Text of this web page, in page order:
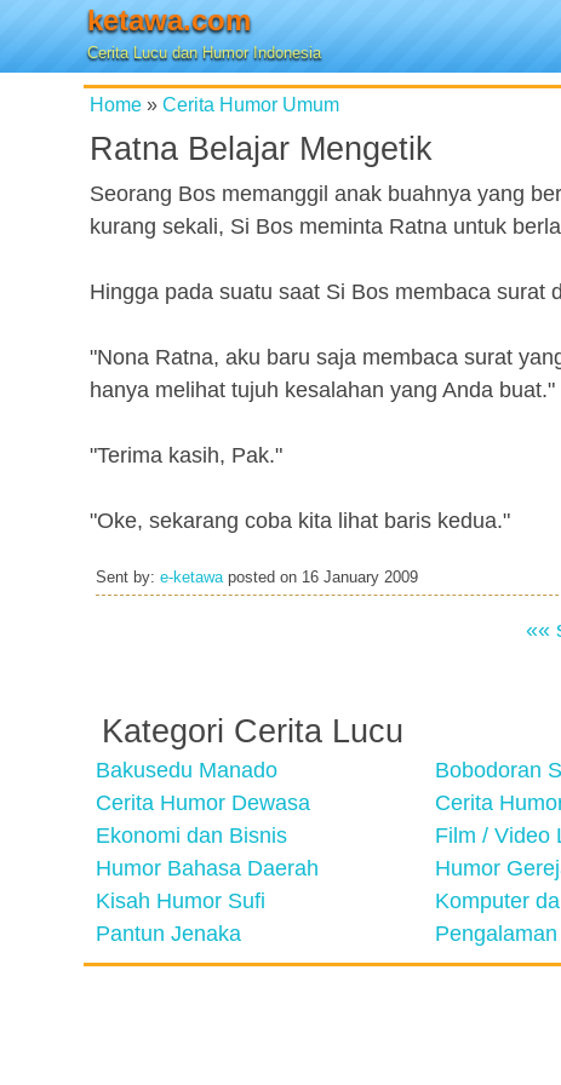
ketawa.com
Cerita Lucu dan Humor Indonesia
Home » Cerita Humor Umum
Ratna Belajar Mengetik
Seorang Bos memanggil anak buahnya yang
kurang sekali, Si Bos meminta Ratna untuk
Hingga pada suatu saat Si Bos membaca surat
"Nona Ratna, aku baru saja membaca surat
hanya melihat tujuh kesalahan yang Anda buat."
"Terima kasih, Pak."
"Oke, sekarang coba kita lihat baris kedua."
Sent by: e-ketawaposted on 16 January 2009
««
Kategori Cerita Lucu
Bakusedu Manado Bobodoran
Cerita Humor Dewasa
Cerita
Ekonomi dan Bisnis
Film / Video
Humor Bahasa Daerah
Humor
Kisah Humor Sufi
Komputer
Pantun Jenaka